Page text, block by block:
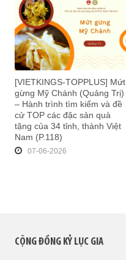
[VIETKINGS-TOPPLUS] Mứt
gừng Mỹ Chánh (Quảng Trị)
– Hành trình tìm kiếm và đề
cử TOP các đặc sản quà
tặng của 34 tỉnh, thành Việt
Nam (P.118)
07-06-2026
CỘNG ĐỒNG KỶ LỤC GIA